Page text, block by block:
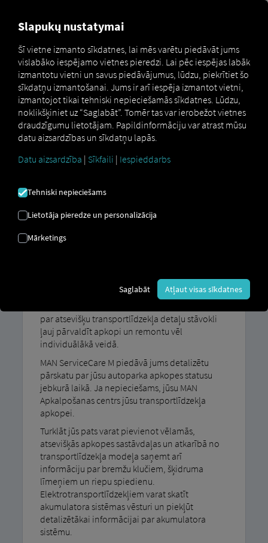
Marketplace MAN ServiceCare M
SERVICECARE M
Jūsu individuālā apkopes un
Ar MAN ServiceCare Jūs gūstat labumu no M —
papildus pakalpojumiem, ko sniedz MAN
par atsevišķu transportlīdzekļa detaļu stāvokli
ļauj pārvaldīt apkopi un remontu vēl
individuālākā veidā.
MAN ServiceCare M piedāvā jums detalizētu
pārskatu par jūsu autoparka apkopes statusu
jebkurā laikā. Ja nepieciešams, jūsu MAN
Apkalpošanas centrs jūsu transportlīdzekļa
apkopei.
Turklāt jūs pats varat pievienot vēlamās,
atsevišķās apkopes sastāvdaļas un atkarībā no
transportlīdzekļa modeļa saņemt arī
informāciju par bremžu klučiem, šķidruma
līmeņiem un riepu spiedienu.
Elektrotransportlīdzekļiem varat skatīt
akumulatora sistēmas vēsturi un piekļūt
detalizētākai informācijai par akumulatora
sistēmu.
Slapukų nustatymai
Šī vietne izmanto sīkdatnes, lai mēs varētu piedāvāt jums
vislabāko iespējamo vietnes pieredzi. Lai pēc iespējas labāk
izmantotu vietni un savus piedāvājumus, lūdzu, piekrītiet šo
sīkdatņu izmantošanai. Jums ir arī iespēja izmantot vietni,
izmantojot tikai tehniski nepieciešamās sīkdatnes. Lūdzu,
noklikšķiniet uz “Saglabāt”. Tomēr tas var ierobežot vietnes
draudzīgumu lietotājam. Papildinformāciju var atrast mūsu
datu aizsardzības un sīkdatņu lapās.
Datu aizsardzība | Sīkfaili | Iespieddarbs
Tehniski nepieciešams
Lietotāja pieredze un personalizācija
Mārketings
Saglabāt Atļaut visas sīkdatnes